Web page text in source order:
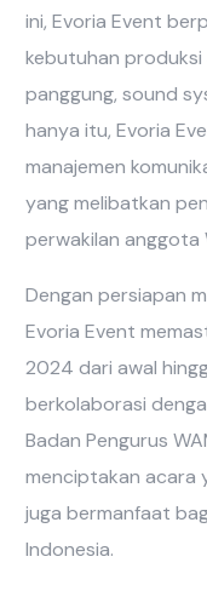
ini, Evoria Event
kebutuhan produksi
panggung, sound
hanya itu, Evoria
manajemen
yang melibatkan
perwakilan anggota
Dengan persiapan
Evoria Event
2024 dari awal
berkolaborasi
Badan Pengurus
menciptakan acara
juga bermanfaat
Indonesia.